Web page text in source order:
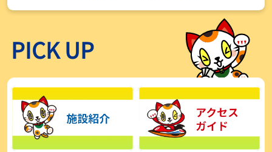
【ボートレース】広瀬凜が接戦制して２着で優出「出足、回り足は
【とこなめボート】塚越海斗が優勝戦で脅威の伸びを披露する「合
ったときの伸びは自分が一番」
2026年08月03日
【とこなめボート】広瀬凜は準優で見つかった課題の克服へ「結果
的に１着を取れればいい」
2026年08月03日
PICK UP